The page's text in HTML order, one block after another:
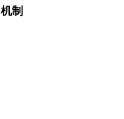
制